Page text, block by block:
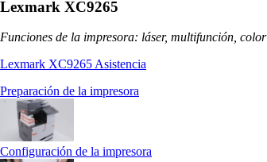
Lexmark XC9265
Funciones de la impresora: láser, multifunción, color
Lexmark XC9265 Asistencia
Preparación de la impresora
Configuración de la impresora